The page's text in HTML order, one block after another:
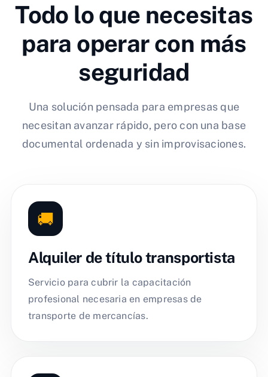
Todo lo que necesitas
para operar con más
seguridad
Una solución pensada para empresas que
necesitan avanzar rápido, pero con una base
documental ordenada y sin improvisaciones.
🚚
Alquiler de título transportista
Servicio para cubrir la capacitación
profesional necesaria en empresas de
transporte de mercancías.